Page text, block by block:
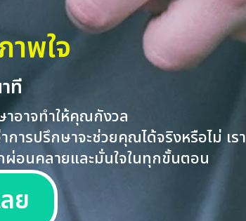
พใจ
ที
าอาจทำให้คุณกังวล
การปรึกษาจะช่วยคุณได้จริงหรือไม่ เรา
อนคลายและมั่นใจในทุกขั้นตอน
ย